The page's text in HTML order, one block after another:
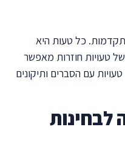
כל טעות היא
טעויות חוזרות מאפשר
טעויות עם הסברים ותיקונים
לבחינות